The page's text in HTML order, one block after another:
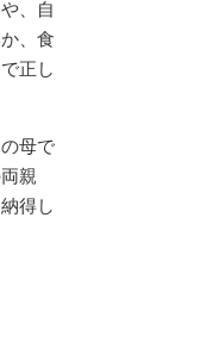
、自
、食
正し
母で
親
得し